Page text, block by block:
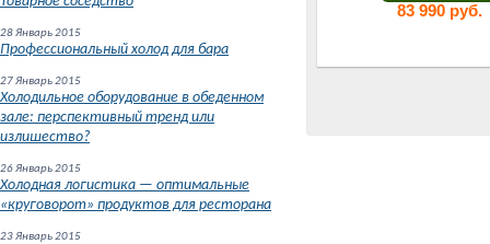
83 990 руб.
28 Январь 2015
Профессиональный холод для бара
27 Январь 2015
Холодильное оборудование в обеденном
зале: перспективный тренд или
излишество?
26 Январь 2015
Холодная логистика — оптимальные
«круговорот» продуктов для ресторана
23 Январь 2015